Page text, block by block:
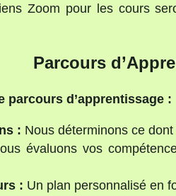
Zoom pour les cours
Parcours
parcours d’apprentissage :
: Nous déterminons ce
évaluons vos
: Un plan personnalisé en